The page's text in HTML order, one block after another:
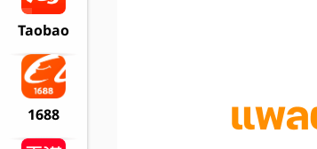
Taobao
1688